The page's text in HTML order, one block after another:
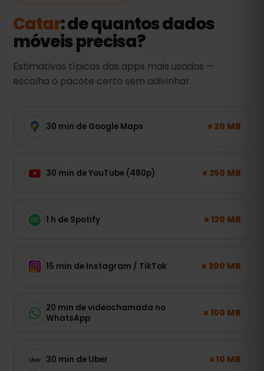
Catar: de quantos dados
móveis precisa?
Estimativas típicas das apps mais usadas —
escolha o pacote certo sem adivinhar.
30 min de Google Maps ± 20 MB
30 min de YouTube (480p) ± 250 MB
1 h de Spotify ± 120 MB
15 min de Instagram / TikTok ± 300 MB
20 min de videochamada no
WhatsApp
± 100 MB
30 min de Uber ± 10 MB